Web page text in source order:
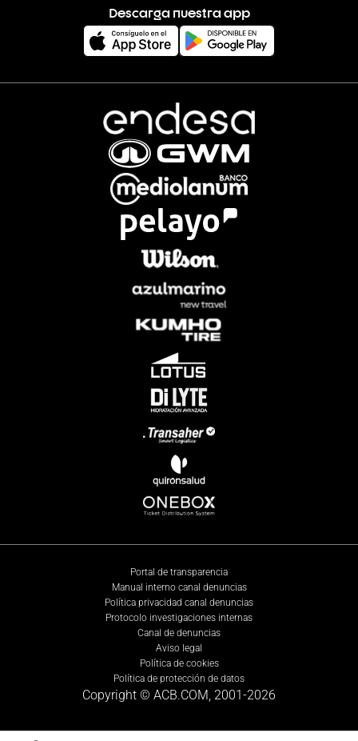
Descarga nuestra app
Portal de transparencia
Manual interno canal denuncias
Política privacidad canal denuncias
Protocolo investigaciones internas
Canal de denuncias
Aviso legal
Política de cookies
Política de protección de datos
Copyright © ACB.COM, 2001-2026